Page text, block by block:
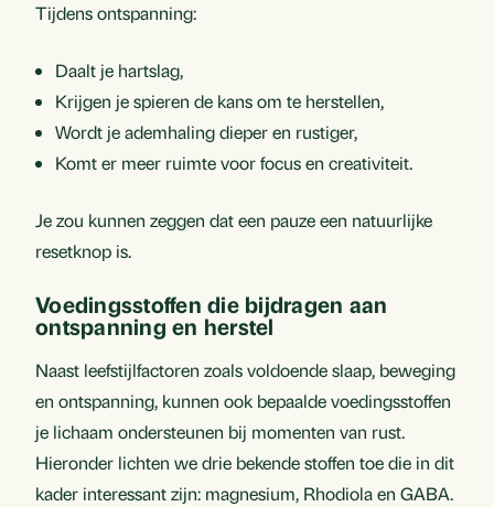
Tijdens ontspanning:
Daalt je hartslag,
Krijgen je spieren de kans om te herstellen,
Wordt je ademhaling dieper en rustiger,
Komt er meer ruimte voor focus en creativiteit.
Je zou kunnen zeggen dat een pauze een natuurlijke
resetknop is.
Voedingsstoffen die bijdragen aan
ontspanning en herstel
Naast leefstijlfactoren zoals voldoende slaap, beweging
en ontspanning, kunnen ook bepaalde voedingsstoffen
je lichaam ondersteunen bij momenten van rust.
Hieronder lichten we drie bekende stoffen toe die in dit
kader interessant zijn: magnesium, Rhodiola en GABA.